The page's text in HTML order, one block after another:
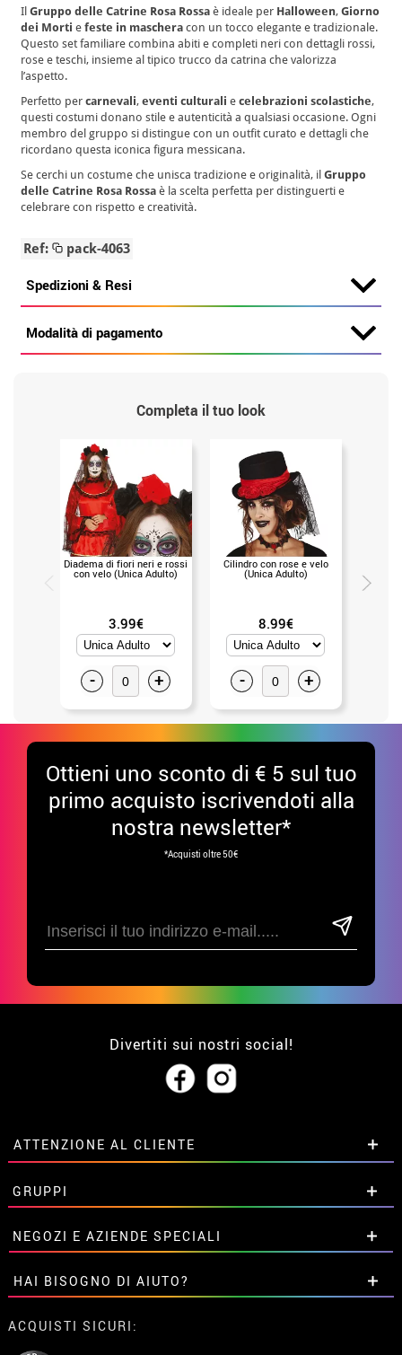
IlGruppo delle Catrine Rosa Rossa è ideale per Halloween,Giorno
dei Morti efeste in maschera con un tocco elegante e tradizionale.
Questo set familiare combina abiti e completi neri con dettagli rossi,
rose e teschi, insieme al tipico trucco da catrina che valorizza
l’aspetto.
Perfetto percarnevali,eventi culturali ecelebrazioni scolastiche,
questi costumi donano stile e autenticità a qualsiasi occasione. Ogni
membro del gruppo si distingue con un outfit curato e dettagli che
ricordano questa iconica figura messicana.
Se cerchi un costume che unisca tradizione e originalità, ilGruppo
delle Catrine Rosa Rossa è la scelta perfetta per distinguerti e
celebrare con rispetto e creatività.
Ref: pack-4063
Spedizioni & Resi
Modalità di pagamento
Completa il tuo look
Diadema di fiori neri e rossi
con velo (Unica Adulto)
3.99€
- +
Cilindro con rose e velo
(Unica Adulto)
8.99€
- +
Ottieni uno sconto di € 5 sul tuo
primo acquisto iscrivendoti alla
nostra newsletter*
*Acquisti oltre 50€
Divertiti sui nostri social!
ATTENZIONE AL CLIENTE
• Su di noi
• Condizioni di vendita
• Avviso legale privacy
• Attenzione al cliente
• Utilizzo dei cookies
•Impostazioni dei cookie
GRUPPI
Sconti speciali per gruppi.
Contattaci qui
NEGOZI E AZIENDE SPECIALI
Sconti speciali per gruppi.
Contattaci qui
HAI BISOGNO DI AIUTO?
Non ho ancora fatto l'ordine
Ho gia realizzato l’ordine
ACQUISTI SICURI: